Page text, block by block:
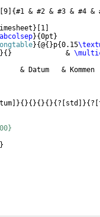
9 {#1 & #2 & #3 & #4
} 1
}{0pt }
}{@{ }p{0.15
}{ }
             &
Datum   & Kommen
]}{ }{ }{ }{ }{ ? std ]}{ ?
}